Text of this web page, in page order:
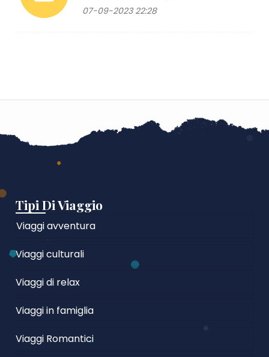
07-09-2023 22:28
Tipi Di Viaggio
Viaggi avventura
Viaggi culturali
Viaggi di relax
Viaggi in famiglia
Viaggi Romantici